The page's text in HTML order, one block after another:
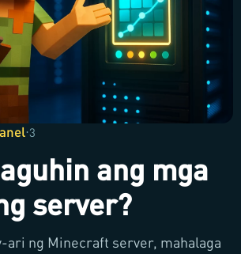
·3
ang mga
server?
ari ng Minecraft server, mahalaga